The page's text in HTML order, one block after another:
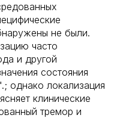
не были.
часто
и другой
состояния
однако локализация
клинические
тремор и